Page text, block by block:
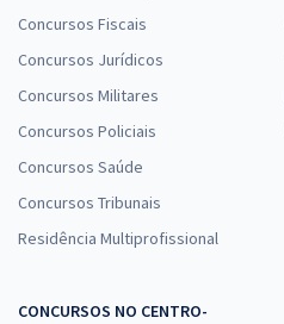
Concursos Fiscais
Concursos Jurídicos
Concursos Militares
Concursos Policiais
Concursos Saúde
Concursos Tribunais
Residência Multiprofissional
CONCURSOS NO CENTRO-